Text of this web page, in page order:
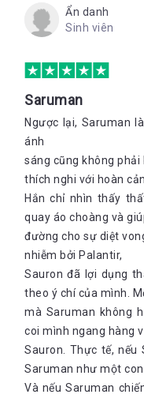
Ẩn danh
Sinh viên
Saruman
Ngược lại, Saruman
ánh
sáng cũng không
thích nghi với hoàn
Hắn chỉ nhìn thấy
quay áo choàng và
đường cho sự diệt
nhiễm bởi Palantir,
Sauron đã lợi dụng
theo ý chí của mình.
mà Saruman không
coi mình ngang hàng
Sauron. Thực tế, nếu
Saruman như một con
Và nếu Saruman